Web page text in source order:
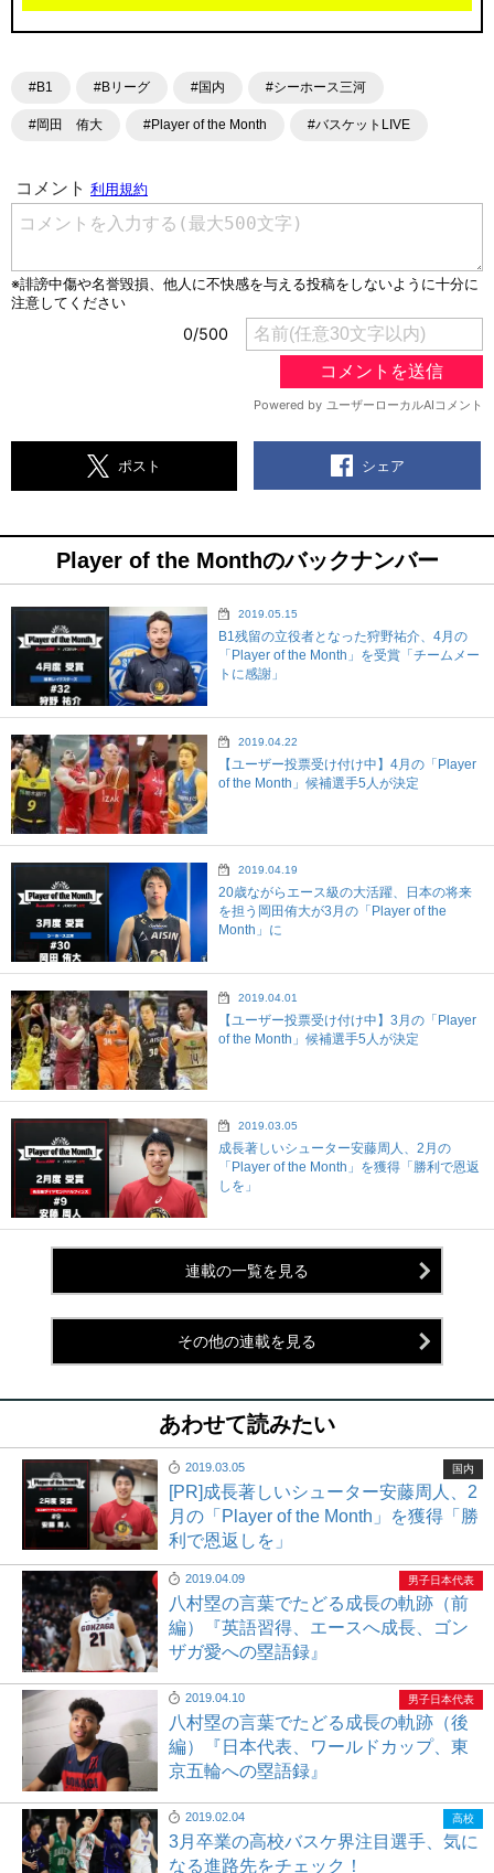
#B1 #Bリーグ #国内 #シーホース三河
#岡田 侑大 #Player of the Month #バスケットLIVE
ポスト シェア
Player of the Monthのバックナンバー
2019.05.15
B1残留の立役者となった狩野祐介、4月の
「Player of the Month」を受賞「チームメー
トに感謝」
2019.04.22
【ユーザー投票受け付け中】4月の「Player
of the Month」候補選手5人が決定
2019.04.19
20歳ながらエース級の大活躍、日本の将来
を担う岡田侑大が3月の「Player of the
Month」に
2019.04.01
【ユーザー投票受け付け中】3月の「Player
of the Month」候補選手5人が決定
2019.03.05
成長著しいシューター安藤周人、2月の
「Player of the Month」を獲得「勝利で恩返
しを」
連載の一覧を見る
その他の連載を見る
あわせて読みたい
2019.03.05
[PR]成長著しいシューター安藤周人、2
月の「Player of the Month」を獲得「勝
利で恩返しを」
国内
2019.04.09
八村塁の言葉でたどる成長の軌跡（前
編）『英語習得、エースへ成長、ゴン
ザガ愛への塁語録』
男子日本代表
2019.04.10
八村塁の言葉でたどる成長の軌跡（後
編）『日本代表、ワールドカップ、東
京五輪への塁語録』
男子日本代表
2019.02.04
3月卒業の高校バスケ界注目選手、気に
なる進路先をチェック！
高校